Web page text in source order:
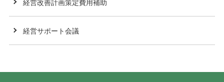
経営改善計画策定費用補助
経営サポート会議